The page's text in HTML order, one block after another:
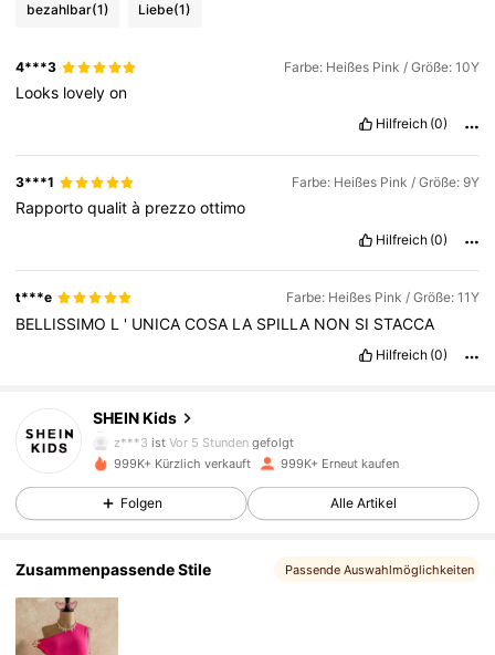
bezahlbar(1) Liebe(1)
4***3 Farbe: Heißes Pink / Größe: 10Y
Looks lovelyon
Hilfreich (0)
3***1 Farbe: Heißes Pink / Größe: 9Y
Rapportoqualità prezzoottimo
Hilfreich (0)
t***e Farbe: Heißes Pink / Größe: 11Y
BELLISSIMO L ' UNICACOSA LA SPILLA NON SI STACCA
Hilfreich (0)
SHEIN Kids
z***3 ist Vor 5 Stundengefolgt
999K+ Kürzlich verkauft 999K+ Erneut kaufen
Folgen Alle Artikel
Zusammenpassende Stile Passende Auswahlmöglichkeiten